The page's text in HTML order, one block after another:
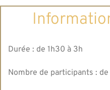
Durée : de 1h30 à 3h
Nombre de participants :